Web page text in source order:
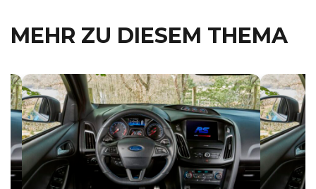
MEHR ZU DIESEM THEMA